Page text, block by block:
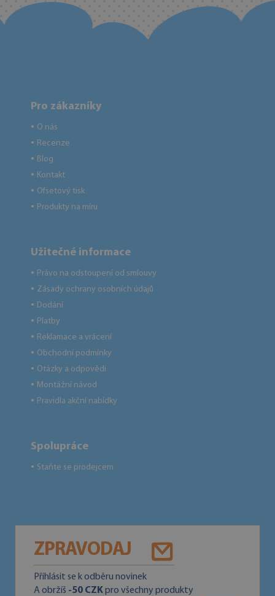
Pro zákazníky
● O nás
● Recenze
● Blog
● Kontakt
● Ofsetový tisk
● Produkty na míru
Užitečné informace
● Právo na odstoupení od smlouvy
● Zásady ochrany osobních údajů
● Dodání
● Platby
● Reklamace a vrácení
● Obchodní podmínky
● Otázky a odpovědi
● Montážní návod
● Pravidla akční nabídky
Spolupráce
● Staňte se prodejcem
ZPRAVODAJ
Přihlásit se k odběru novinek
A obržíš -50 CZKpro všechny produkty